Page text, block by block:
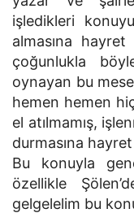
işledikleri
almasına
çoğunlukla
oynayan bu
hemen hemen
el atılmamış,
durmasına
Bu konuyla
özellikle
gelgelelim bu